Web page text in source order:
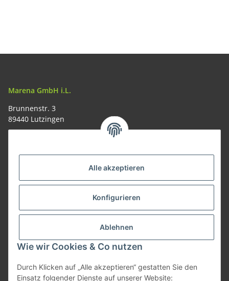
Alle akzeptieren
Konfigurieren
Ablehnen
Wie wir Cookies & Co nutzen
Durch Klicken auf „Alle akzeptieren“ gestatten Sie den
Einsatz folgender Dienste auf unserer Website:
Marena GmbH i.L.
Brunnenstr. 3
89440 Lutzingen